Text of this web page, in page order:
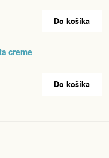
Do košíka
creme
Do košíka